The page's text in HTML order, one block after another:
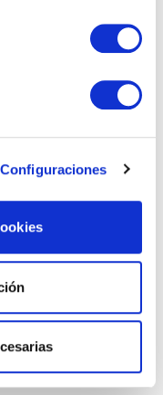
Configuraciones